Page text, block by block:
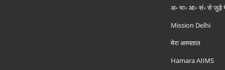
अ॰ भा॰ आ॰ सं॰ से जुड़े
Mission Delhi
मेरा अस्पताल
Hamara AIIMS